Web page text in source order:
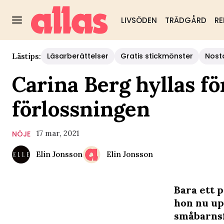
LIVSÖDEN TRÄDGÅRD
Lästips: Läsarberättelser Gratis stickmönster
Carina Berg hyllas
förlossningen
NÖJE 17 mar, 2021
Elin Jonsson Elin Jonsson
Bara ett
hon nu